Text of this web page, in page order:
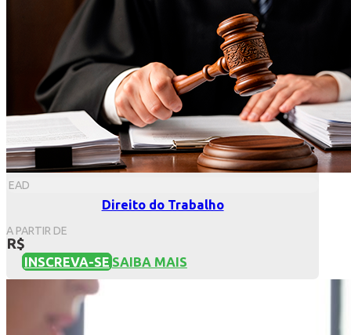
EAD
Direito do Trabalho
A PARTIR DE
R$
INSCREVA-SE SAIBA MAIS